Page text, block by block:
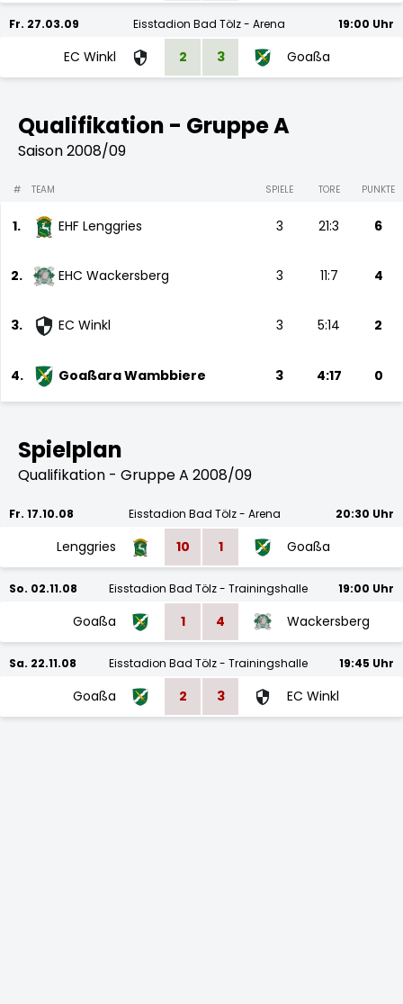
Fr. 27.03.09 Eisstadion Bad Tölz - Arena 19:00 Uhr
EC Winkl 2 3 Goaßa
Qualifikation - Gruppe A
Saison 2008/09
# TEAM SPIELE TORE PUNKTE
1. EHF Lenggries 3 21:3 6
2. EHC Wackersberg 3 11:7 4
3. EC Winkl 3 5:14 2
4. Goaßara Wambbiere 3 4:17 0
Spielplan
Qualifikation - Gruppe A 2008/09
Fr. 17.10.08 Eisstadion Bad Tölz - Arena 20:30 Uhr
Lenggries 10 1 Goaßa
So. 02.11.08 Eisstadion Bad Tölz - Trainingshalle 19:00 Uhr
Goaßa 1 4 Wackersberg
Sa. 22.11.08 Eisstadion Bad Tölz - Trainingshalle 19:45 Uhr
Goaßa 2 3 EC Winkl